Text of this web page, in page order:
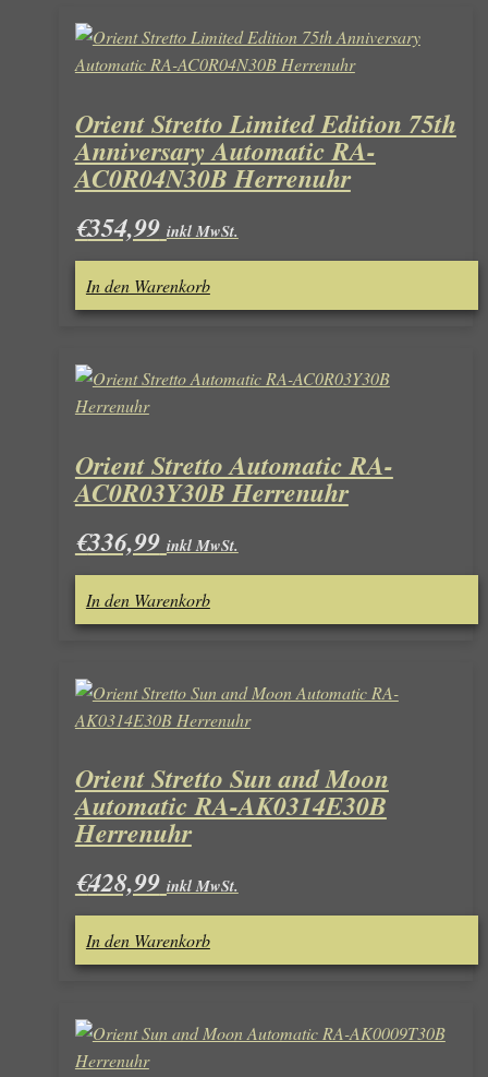
Orient Stretto Limited Edition 75th
Anniversary Automatic RA-
AC0R04N30B Herrenuhr
€354,99 inkl MwSt.
In den Warenkorb
Orient Stretto Automatic RA-
AC0R03Y30B Herrenuhr
€336,99 inkl MwSt.
In den Warenkorb
Orient Stretto Sun and Moon
Automatic RA-AK0314E30B
Herrenuhr
€428,99 inkl MwSt.
In den Warenkorb